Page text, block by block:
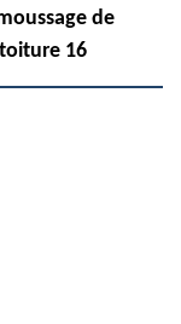
de
toiture 16